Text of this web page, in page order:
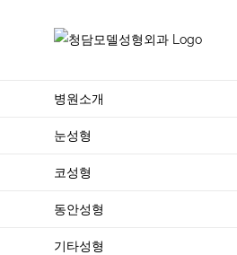
병원소개
눈성형
코성형
동안성형
기타성형